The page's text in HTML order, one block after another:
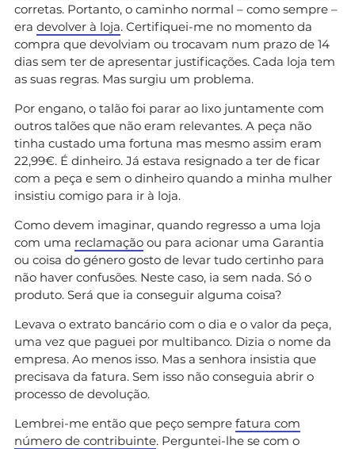
corretas. Portanto, o caminho normal – como sempre –
era devolver à loja. Certifiquei-me no momento da
compra que devolviam ou trocavam num prazo de 14
dias sem ter de apresentar justificações. Cada loja tem
as suas regras. Mas surgiu um problema.
Por engano, o talão foi parar ao lixo juntamente com
outros talões que não eram relevantes. A peça não
tinha custado uma fortuna mas mesmo assim eram
22,99€. É dinheiro. Já estava resignado a ter de ficar
com a peça e sem o dinheiro quando a minha mulher
insistiu comigo para ir à loja.
Como devem imaginar, quando regresso a uma loja
com uma reclamação ou para acionar uma Garantia
ou coisa do género gosto de levar tudo certinho para
não haver confusões. Neste caso, ia sem nada. Só o
produto. Será que ia conseguir alguma coisa?
Levava o extrato bancário com o dia e o valor da peça,
uma vez que paguei por multibanco. Dizia o nome da
empresa. Ao menos isso. Mas a senhora insistia que
precisava da fatura. Sem isso não conseguia abrir o
processo de devolução.
Lembrei-me então que peço sempre fatura com
número de contribuinte. Perguntei-lhe se com o